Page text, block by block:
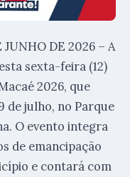
JUNHO DE 2026 – A
sexta-feira (12)
2026, que
de julho, no Parque
O evento integra
de emancipação
e contará com